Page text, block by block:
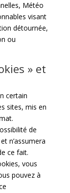
Météo
visant
détournée,
ou
» et
certain
sites, mis en
de
n’assumera
ce fait.
vous
pouvez à